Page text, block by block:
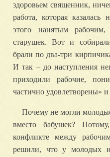
здоровьем священник,
работа, которая казалась
этого нанятым
старушек. Вот и
брали по два-три
И так – до наступления
приходили рабочие,
частично удовлетворены»
Почему не могли
вместо бабушек?
конфликте между
решили, что у молодых и